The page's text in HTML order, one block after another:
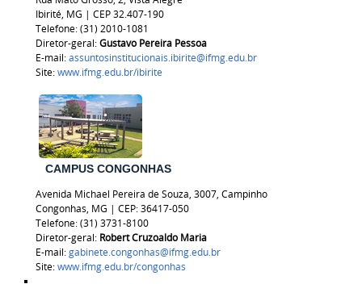
Ibirité, MG | CEP 32.407-190
Telefone: (31) 2010-1081
Diretor-geral:Gustavo Pereira Pessoa
E-mail:assuntosinstitucionais.ibirite@ifmg.edu.br
Site:www.ifmg.edu.br/ibirite
CAMPUS CONGONHAS
Avenida Michael Pereira de Souza, 3007, Campinho
Congonhas, MG | CEP: 36417-050
Telefone: (31) 3731-8100
Diretor-geral: Robert Cruzoaldo Maria
E-mail:gabinete.congonhas@ifmg.edu.br
Site:www.ifmg.edu.br/congonhas